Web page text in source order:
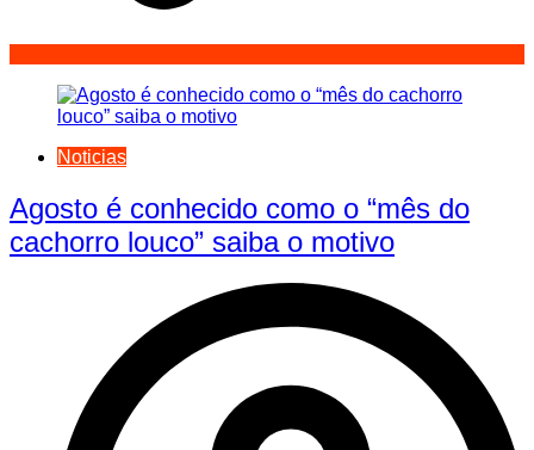
Noticias
Agosto é conhecido como o “mês do
cachorro louco” saiba o motivo